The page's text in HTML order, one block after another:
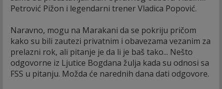
Petrović Pižon i legendarni trener Vladica Popović.
Naravno, mogu na Marakani da se pokriju pričom
kako su bili zautezi privatnim i obavezama vezanim za
prelazni rok, ali pitanje je da li je baš tako... Nešto
odgovorne iz Ljutice Bogdana žulja kada su odnosi sa
FSS u pitanju. Možda će narednih dana dati odgovore.